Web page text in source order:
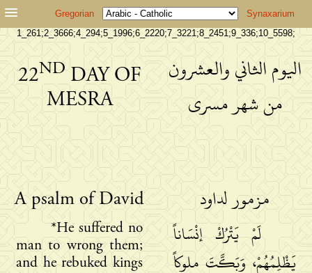
Gregorian
Synaxarium
1_261;2_3666;4_294;5_1996;6_2220;7_3221;8_2451;9_336;10_5598;
22ND DAY OF
MESRA
اليوم الثاني والعشرون
من شهر مسرى
A psalm of David مزمور لداود
*He suffered no
man to wrong them;
and he rebuked kings
لَمْ يَتْرُكْ إنْسَاناً
يَظْلِمُهُمْ، وَبَكَّتَ ملوكاً